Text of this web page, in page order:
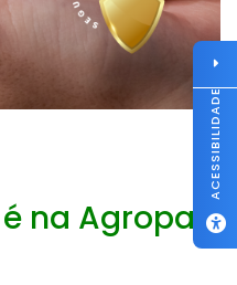
na Agropan
ACESSIBILIDADE